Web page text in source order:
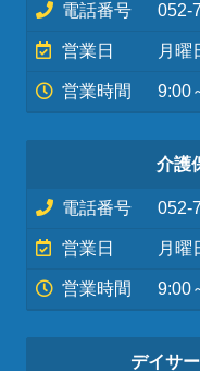
電話番号 052-
営業日 月曜
営業時間 9:00
介護
電話番号 052-
営業日 月曜
営業時間 9:00
デイサ